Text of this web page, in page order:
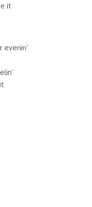
it
evenin’